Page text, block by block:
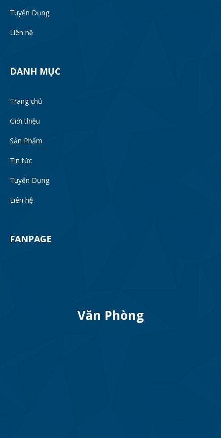
Tuyển Dụng
Liên hệ
DANH MỤC
Trang chủ
Giới thiệu
Sản Phẩm
Tin tức
Tuyển Dụng
Liên hệ
FANPAGE
Văn Phòng